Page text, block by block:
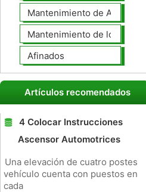
Mantenimiento de
Mantenimiento de los
Afinados
Artículos recomendados
4 Colocar Instrucciones
Ascensor Automotrices
Una elevación de cuatro postes
vehículo cuenta con puestos en
cada